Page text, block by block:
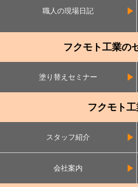
職人の現場日記
フクモト工業の
塗り替えセミナー
フクモト
スタッフ紹介
会社案内